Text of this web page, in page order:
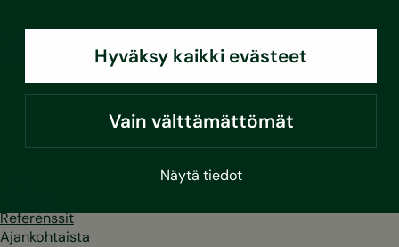
Hyväksy kaikki evästeet
Vain välttämättömät
Näytä tiedot
soittavan operaattorin mukaan.
Referenssit
Ajankohtaista